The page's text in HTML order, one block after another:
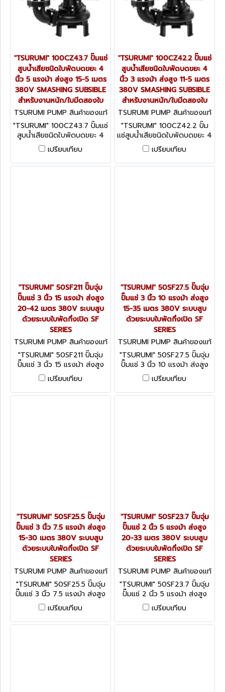
"TSURUMI" 100CZ43.7 ปั๊มแช่
สูบน้ำเสียชนิดใบพัดบดขยะ 4
นิ้ว 5 แรงม้า ส่งสูง 15-5 เมตร
380V SMASHING SUBSIBLE
สำหรับงานหนัก/ใบมีดสองใบ
TSURUMI PUMP สินค้าของแท้
จากโรงงานผู้ผลิต 100CZ43.7
"TSURUMI" 100CZ43.7 ปั๊มแช่
สูบน้ำเสียชนิดใบพัดบดขยะ 4
นิ้ว 5 แรงม้า ส่งสูง 15-5 เมตร
380V SMASHING SUBSIBLE
สำหรับงานหนัก/ใบมีดสองใบ
เปรียบเทียบ
"TSURUMI" 100CZ42.2 ปั๊มแช่
สูบน้ำเสียชนิดใบพัดบดขยะ 4
นิ้ว 3 แรงม้า ส่งสูง 11-5 เมตร
380V SMASHING SUBSIBLE
สำหรับงานหนัก/ใบมีดสองใบ
TSURUMI PUMP สินค้าของแท้
จากโรงงานผู้ผลิต 100CZ42.2
"TSURUMI" 100CZ42.2 ปั๊ม
แช่สูบน้ำเสียชนิดใบพัดบดขยะ 4
นิ้ว 3 แรงม้า ส่งสูง 11-5 เมตร
380V SMASHING SUBSIBLE
สำหรับงานหนัก/ใบมีดสองใบ
เปรียบเทียบ
"TSURUMI" 50SF211 ปั๊มจุ่ม
ปั๊มแช่ 3 นิ้ว 15 แรงม้า ส่งสูง
20-42 เมตร 380V ระบบสูบ
ด้วยระบบใบพัดกึ่งเปิด SF
SERIES
TSURUMI PUMP สินค้าของแท้
จากโรงงานผู้ผลิต 50SF211
"TSURUMI" 50SF211 ปั๊มจุ่ม
ปั๊มแช่ 3 นิ้ว 15 แรงม้า ส่งสูง
20-42 เมตร 380V ระบบสูบ
ด้วยระบบใบพัดกึ่งเปิด SF
SERIES
เปรียบเทียบ
"TSURUMI" 50SF27.5 ปั๊มจุ่ม
ปั๊มแช่ 3 นิ้ว 10 แรงม้า ส่งสูง
15-35 เมตร 380V ระบบสูบ
ด้วยระบบใบพัดกึ่งเปิด SF
SERIES
TSURUMI PUMP สินค้าของแท้
จากโรงงานผู้ผลิต 50SF27.5
"TSURUMI" 50SF27.5 ปั๊มจุ่ม
ปั๊มแช่ 3 นิ้ว 10 แรงม้า ส่งสูง
15-35 เมตร 380V ระบบสูบ
ด้วยระบบใบพัดกึ่งเปิด SF
SERIES
เปรียบเทียบ
"TSURUMI" 50SF25.5 ปั๊มจุ่ม
ปั๊มแช่ 3 นิ้ว 7.5 แรงม้า ส่งสูง
15-30 เมตร 380V ระบบสูบ
ด้วยระบบใบพัดกึ่งเปิด SF
SERIES
TSURUMI PUMP สินค้าของแท้
จากโรงงานผู้ผลิต 50SF25.5
"TSURUMI" 50SF25.5 ปั๊มจุ่ม
ปั๊มแช่ 3 นิ้ว 7.5 แรงม้า ส่งสูง
15-30 เมตร 380V ระบบสูบ
ด้วยระบบใบพัดกึ่งเปิด SF
SERIES
เปรียบเทียบ
"TSURUMI" 50SF23.7 ปั๊มจุ่ม
ปั๊มแช่ 2 นิ้ว 5 แรงม้า ส่งสูง
20-33 เมตร 380V ระบบสูบ
ด้วยระบบใบพัดกึ่งเปิด SF
SERIES
TSURUMI PUMP สินค้าของแท้
จากโรงงานผู้ผลิต 50SF23.7
"TSURUMI" 50SF23.7 ปั๊มจุ่ม
ปั๊มแช่ 2 นิ้ว 5 แรงม้า ส่งสูง
20-33 เมตร 380V ระบบสูบ
ด้วยระบบใบพัดกึ่งเปิด SF
SERIES
เปรียบเทียบ